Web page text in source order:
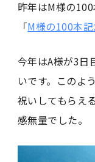
昨年はM様の
「M様の100本記
今年はA様が3日
いです。このよ
祝いしてもらえ
感無量でした。